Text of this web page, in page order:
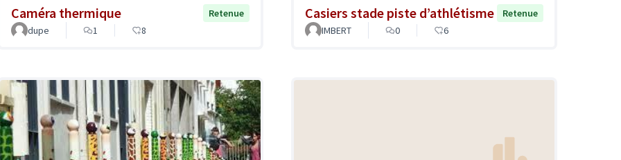
Caméra thermique
Retenue
dupe
1 8
Casiers stade piste d’athlétisme
Retenue
IMBERT
0 6